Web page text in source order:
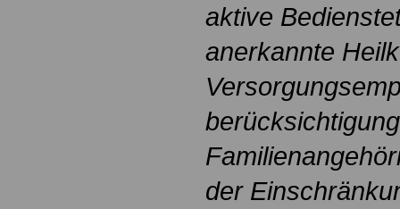
aktive
anerkannte
der